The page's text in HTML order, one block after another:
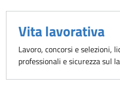
Vita lavorativa
Lavoro, concorsi e selezioni,
professionali e sicurezza sul